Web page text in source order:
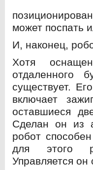
может поспать
И, наконец,
Хотя
отдаленного
существует.
включает
оставшиеся
Сделан он из
робот
для этого
Управляется